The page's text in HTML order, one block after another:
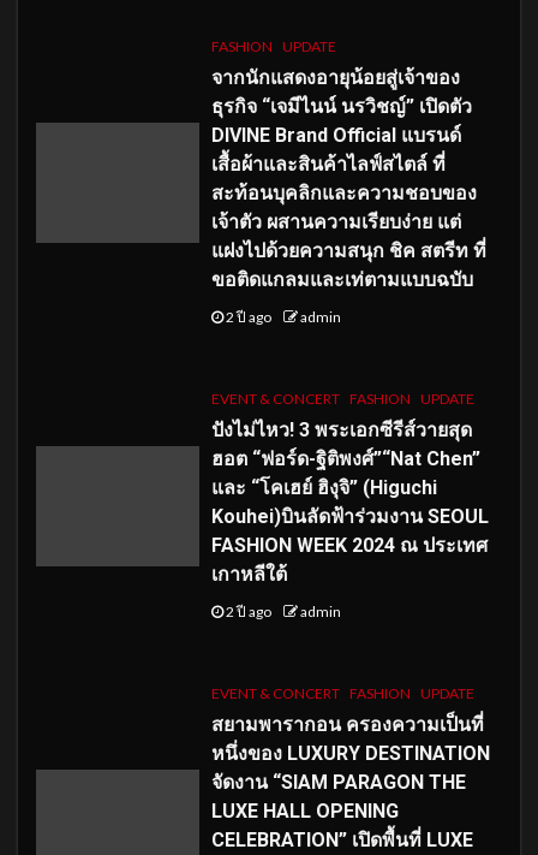
FASHION UPDATE
จากนักแสดงอายุน้อยสู่เจ้าของ
ธุรกิจ “เจมีไนน์ นรวิชญ์” เปิดตัว
DIVINE Brand Official แบรนด์
เสื้อผ้าและสินค้าไลฟ์สไตล์ ที่
สะท้อนบุคลิกและความชอบของ
เจ้าตัว ผสานความเรียบง่าย แต่
แฝงไปด้วยความสนุก ชิค สตรีท ที่
ขอติดแกลมและเท่ตามแบบฉบับ
2 ปี ago admin
EVENT & CONCERT FASHION UPDATE
ปังไม่ไหว! 3 พระเอกซีรีส์วายสุด
ฮอต “ฟอร์ด-ฐิติพงศ์”“Nat Chen”
และ “โคเฮย์ ฮิงุจิ” (Higuchi
Kouhei)บินลัดฟ้าร่วมงาน SEOUL
FASHION WEEK 2024 ณ ประเทศ
เกาหลีใต้
2 ปี ago admin
EVENT & CONCERT FASHION UPDATE
สยามพารากอน ครองความเป็นที่
หนึ่งของ LUXURY DESTINATION
จัดงาน “SIAM PARAGON THE
LUXE HALL OPENING
CELEBRATION” เปิดพื้นที่ LUXE